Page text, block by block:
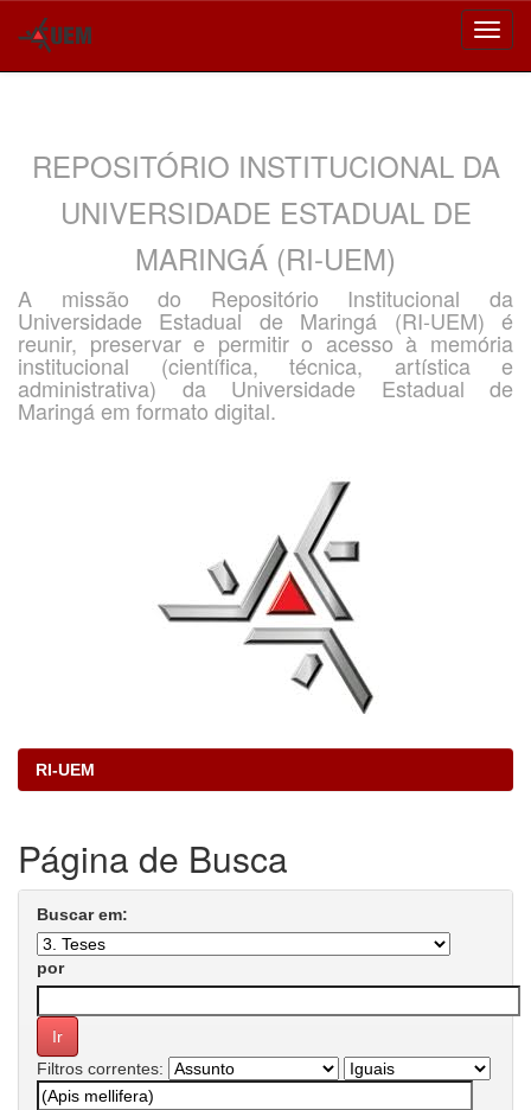
REPOSITÓRIO INSTITUCIONAL DA
UNIVERSIDADE ESTADUAL DE
MARINGÁ (RI-UEM)
A missão do Repositório Institucional da
Universidade Estadual de Maringá (RI-UEM) é
reunir, preservar e permitir o acesso à memória
institucional (científica, técnica, artística e
administrativa) da Universidade Estadual de
Maringá em formato digital.
RI-UEM
Página de Busca
Buscar em:
por
Filtros correntes: